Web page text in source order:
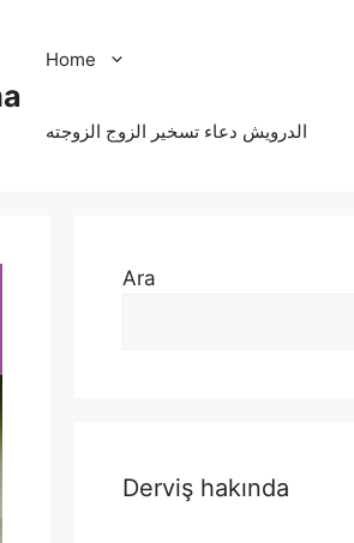
Home
الدرویش دعاء تسخير الزوج الزوجته
Ara
Derviş hakında